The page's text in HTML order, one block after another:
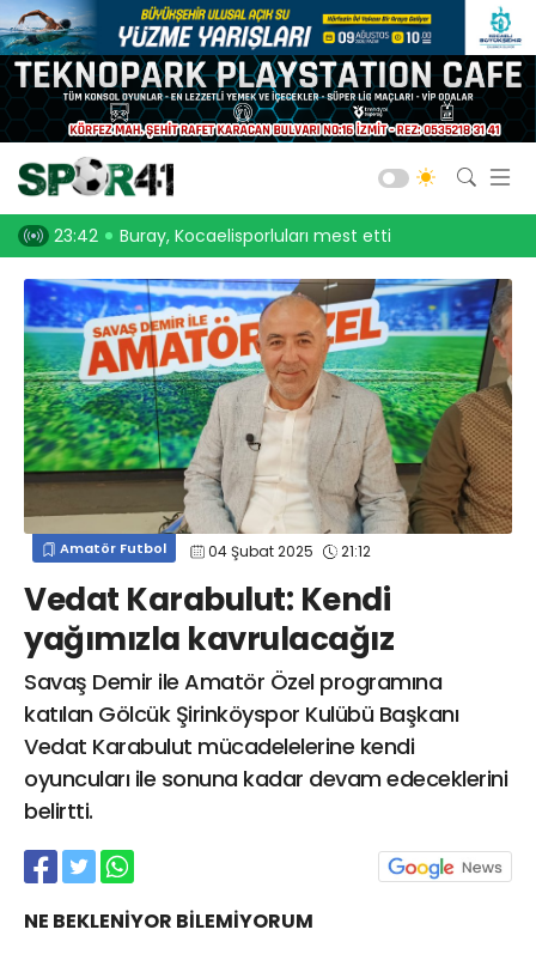
Buray, Kocaelisporluları mest etti 23:30 Onurcan Piri: Kocaeli Stadı’nın
Amatör Futbol 04 Şubat 2025 21:12
Vedat Karabulut: Kendi
yağımızla kavrulacağız
Savaş Demir ile Amatör Özel programına
katılan Gölcük Şirinköyspor Kulübü Başkanı
Vedat Karabulut mücadelelerine kendi
oyuncuları ile sonuna kadar devam edeceklerini
belirtti.
NE BEKLENİYOR BİLEMİYORUM
Kocaelispor
Gölcük
Bld. Derince
Darıca GB.
Salon Sporları
Okul Sporları
Web TV Galeri Yazarlar
info@spor41.com